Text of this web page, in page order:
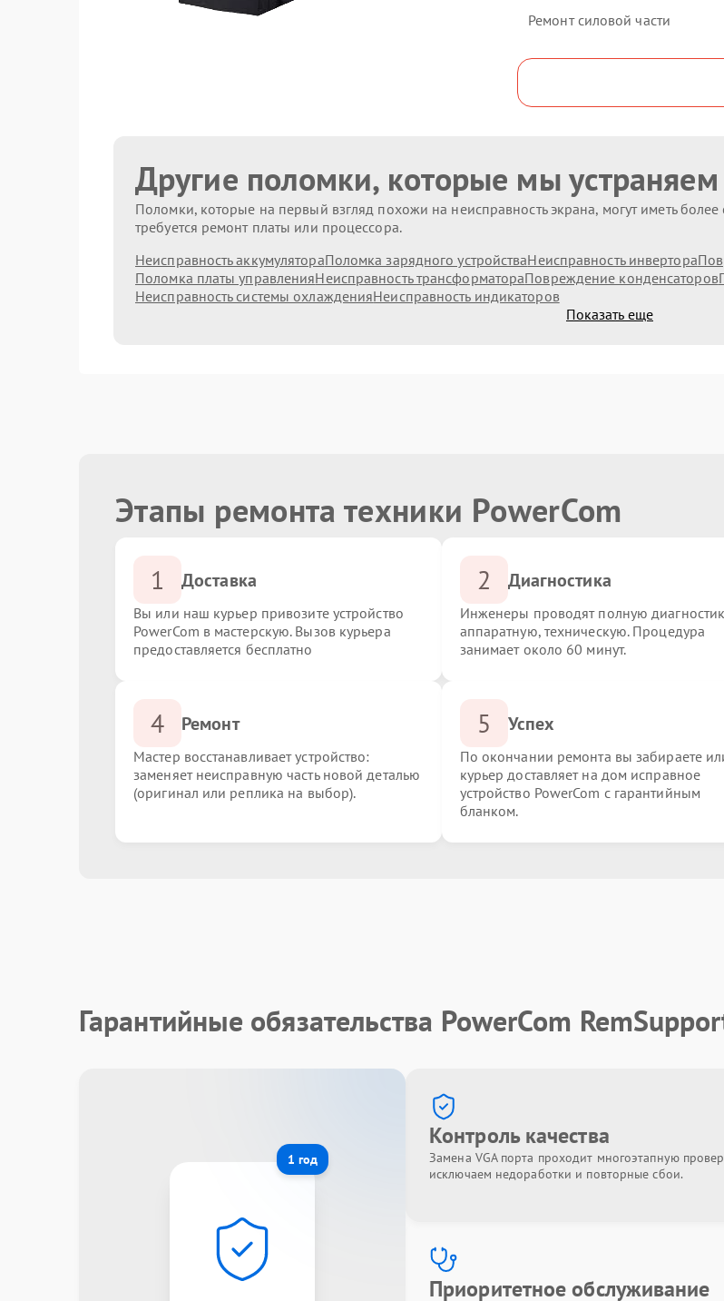
Ремонт силовой части
Другие поломки, которые мы устраняем
Поломки, которые на первый взгляд похожи на неисправность экрана, могут иметь
требуется ремонт платы или процессора.
Неисправность аккумулятораПоломка зарядного устройстваНеисправность инвертора
Поломка платы управленияНеисправность трансформатораПовреждение конденсаторов
Неисправность системы охлажденияНеисправность индикаторов
Показать еще
Этапы ремонта техники PowerCom
1 Доставка
Вы или наш курьер привозите устройство
PowerCom в мастерскую. Вызов курьера
предоставляется бесплатно
2 Диагностика
Инженеры проводят полную
аппаратную, техническую. Процедура
занимает около 60 минут.
4 Ремонт
Мастер восстанавливает устройство:
заменяет неисправную часть новой деталью
(оригинал или реплика на выбор).
5 Успех
По окончании ремонта вы забираете
курьер доставляет на дом исправное
устройство PowerCom с гарантийным
бланком.
Гарантийные обязательства PowerCom
1 год
Контроль качества
Замена VGA порта проходит многоэтапную
исключаем недоработки и повторные сбои.
Приоритетное обслуживание